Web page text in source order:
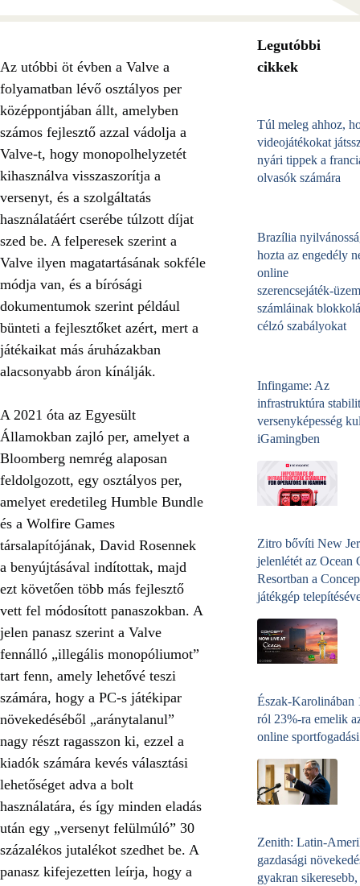
Az utóbbi öt évben a Valve a
folyamatban lévő osztályos per
középpontjában állt, amelyben
számos fejlesztő azzal vádolja a
Valve-t, hogy monopolhelyzetét
kihasználva visszaszorítja a
versenyt, és a szolgáltatás
használatáért cserébe túlzott díjat
szed be. A felperesek szerint a
Valve ilyen magatartásának sokféle
módja van, és a bírósági
dokumentumok szerint például
bünteti a fejlesztőket azért, mert a
játékaikat más áruházakban
alacsonyabb áron kínálják.
A 2021 óta az Egyesült
Államokban zajló per, amelyet a
Bloomberg nemrég alaposan
feldolgozott, egy osztályos per,
amelyet eredetileg Humble Bundle
és a Wolfire Games
társalapítójának, David Rosennek
a benyújtásával indítottak, majd
ezt követően több más fejlesztő
vett fel módosított panaszokban. A
jelen panasz szerint a Valve
fennálló „illegális monopóliumot”
tart fenn, amely lehetővé teszi
számára, hogy a PC-s játékipar
növekedéséből „aránytalanul”
nagy részt ragasszon ki, ezzel a
kiadók számára kevés választási
lehetőséget adva a bolt
használatára, és így minden eladás
után egy „versenyt felülmúló” 30
százalékos jutalékot szedhet be. A
panasz kifejezetten leírja, hogy a
Legutóbbi
cikkek
Túl meleg ahhoz,
videojátékokat
nyári tippek a
olvasók számára
Brazília
hozta az engedély
online
számláinak
célzó szabályokat
Infingame: Az
infrastruktúra
versenyképesség
iGamingben
Zitro bővíti New
jelenlétét az Ocean
Resortban a
játékgép
Észak-Karolinában
ról 23%-ra emelik
online
Zenith: Latin-
gazdasági
gyakran sikeresebb,